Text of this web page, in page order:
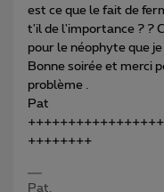
est ce que le fait de
t'il de l'importance ? ?
pour le néophyte que je
Bonne soirée et merci
problème .
Pat
++++++++
Pat.